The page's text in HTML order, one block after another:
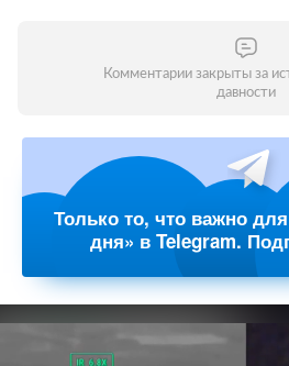
Комментарии закрыты за
давности
Только то, что важно
дня» в Telegram.